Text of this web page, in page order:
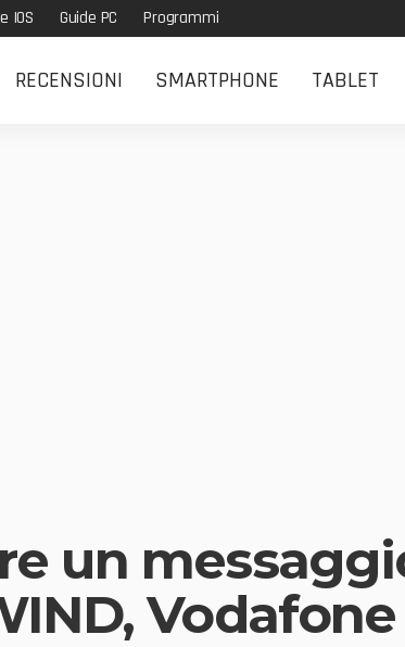
IOS Guide PC Programmi
RECENSIONI SMARTPHONE TABLET
un